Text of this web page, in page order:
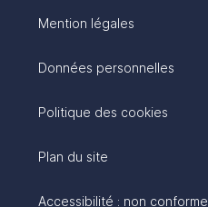
Mention légales
Données personnelles
Politique des cookies
Plan du site
Accessibilité : non conforme